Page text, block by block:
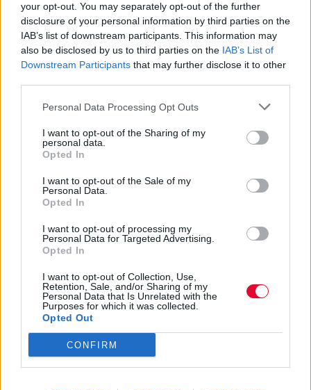
your opt-out. You may separately opt-out of the further
disclosure of your personal information by third parties on the
IAB’s list of downstream participants. This information may
also be disclosed by us to third parties on the IAB’s List of
Downstream Participants that may further disclose it to other
Personal Data Processing Opt Outs
I want to opt-out of the Sharing of my
personal data.
Opted In
I want to opt-out of the Sale of my
Personal Data.
Opted In
I want to opt-out of processing my
Personal Data for Targeted Advertising.
Opted In
I want to opt-out of Collection, Use,
Retention, Sale, and/or Sharing of my
Personal Data that Is Unrelated with the
Purposes for which it was collected.
Opted Out
CONFIRM